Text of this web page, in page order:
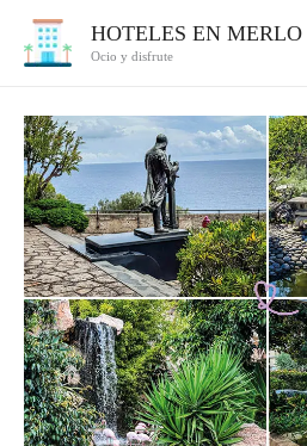
HOTELES EN
Ocio y disfrute